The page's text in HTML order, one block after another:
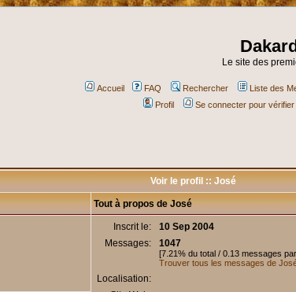
Le site des
Accueil FAQ Rechercher Liste des
Profil
Se connecter pour
Voir le profil :: José
Tout à propos de José
Inscrit le:
10 Sep 2004
Messages:
1047
[7.21% du total / 0.13 messages
Trouver tous les messages de
Localisation: